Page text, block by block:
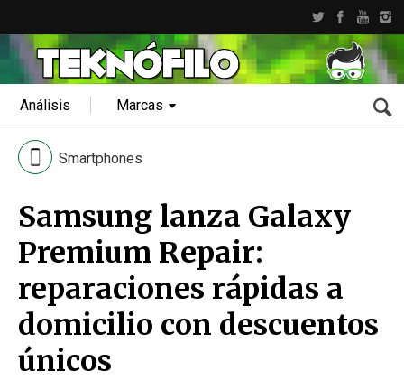
Análisis Marcas
Smartphones
Samsung lanza Galaxy
Premium Repair:
reparaciones rápidas a
domicilio con descuentos
únicos